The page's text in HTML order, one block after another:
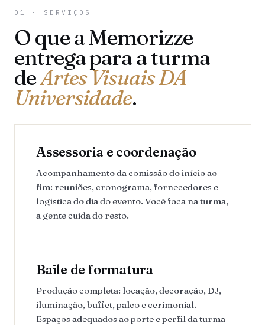
01 · SERVIÇOS
O que a Memorizze
entrega para a turma
deArtes Visuais DA
Universidade.
Assessoria e coordenação
Acompanhamento da comissão do início ao
fim: reuniões, cronograma, fornecedores e
logística do dia do evento. Você foca na turma,
a gente cuida do resto.
Baile de formatura
Produção completa: locação, decoração, DJ,
iluminação, buffet, palco e cerimonial.
Espaços adequados ao porte e perfil da turma